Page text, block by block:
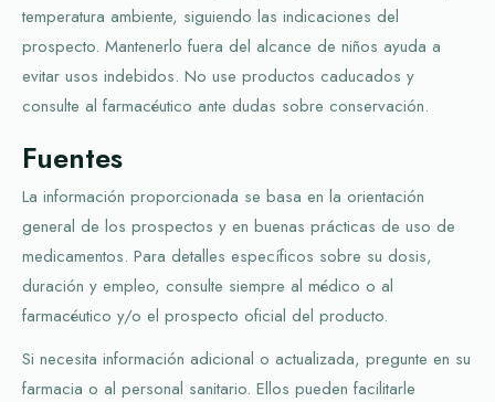
temperatura ambiente, siguiendo las indicaciones del
prospecto. Mantenerlo fuera del alcance de niños ayuda a
evitar usos indebidos. No use productos caducados y
consulte al farmacéutico ante dudas sobre conservación.
Fuentes
La información proporcionada se basa en la orientación
general de los prospectos y en buenas prácticas de uso de
medicamentos. Para detalles específicos sobre su dosis,
duración y empleo, consulte siempre al médico o al
farmacéutico y/o el prospecto oficial del producto.
Si necesita información adicional o actualizada, pregunte en su
farmacia o al personal sanitario. Ellos pueden facilitarle